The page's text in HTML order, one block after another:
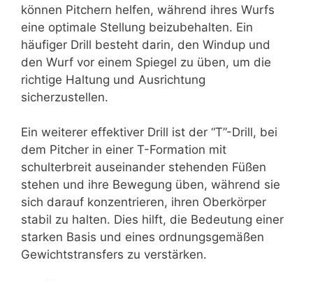
können Pitchern helfen, während ihres Wurfs
eine optimale Stellung beizubehalten. Ein
häufiger Drill besteht darin, den Windup und
den Wurf vor einem Spiegel zu üben, um die
richtige Haltung und Ausrichtung
sicherzustellen.
Ein weiterer effektiver Drill ist der “T”-Drill, bei
dem Pitcher in einer T-Formation mit
schulterbreit auseinander stehenden Füßen
stehen und ihre Bewegung üben, während sie
sich darauf konzentrieren, ihren Oberkörper
stabil zu halten. Dies hilft, die Bedeutung einer
starken Basis und eines ordnungsgemäßen
Gewichtstransfers zu verstärken.